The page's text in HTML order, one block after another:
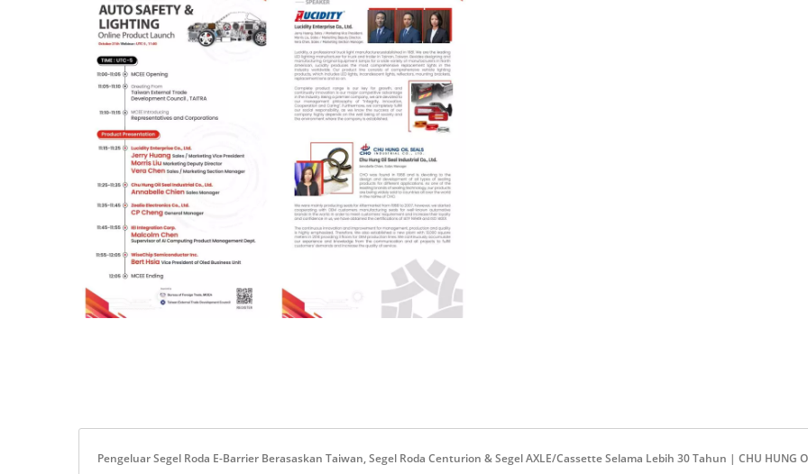
Pengeluar Segel Roda E-Barrier Berasaskan Taiwan, Segel Roda Centurion & Segel AXLE/Cassette Selama Lebih 30 Tahun | CHU HUNG